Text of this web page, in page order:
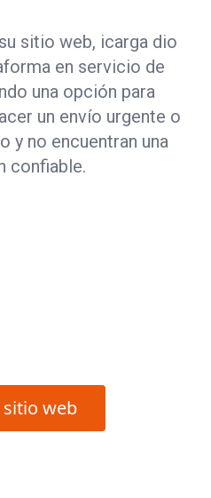
sitio web, icarga dio
en servicio de
una opción para
un envío urgente o
y no encuentran una
confiable.
web